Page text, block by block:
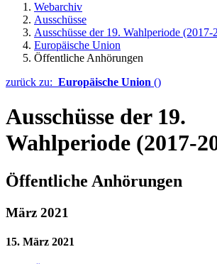
Webarchiv
Ausschüsse
Ausschüsse der 19. Wahlperiode (2017-
Europäische Union
Öffentliche Anhörungen
zurück zu: Europäische Union ()
Ausschüsse der 19.
Wahlperiode (2017-
Öffentliche Anhörungen
März 2021
15. März 2021